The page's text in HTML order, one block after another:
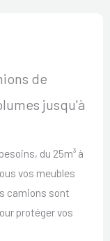
de
jusqu'à
du 25m³ à
vos meubles
camions sont
protéger vos